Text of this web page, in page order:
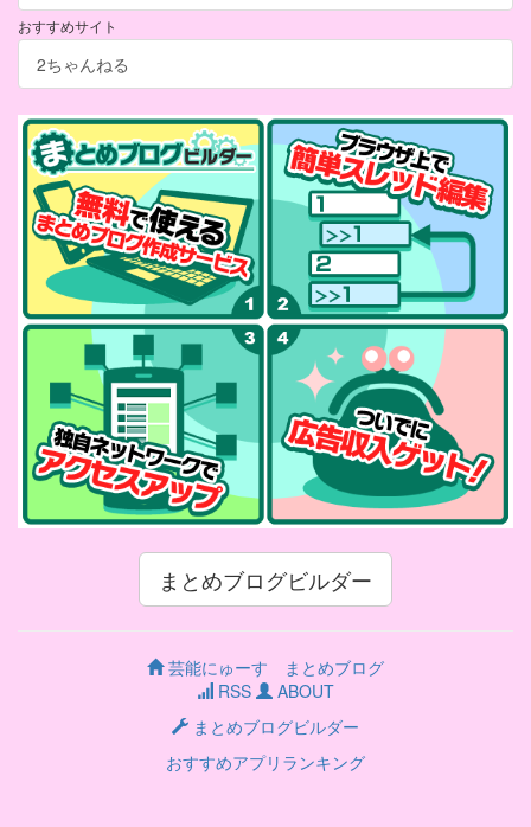
おすすめサイト
2ちゃんねる
まとめブログビルダー
芸能にゅーす まとめブログ
RSS
ABOUT
まとめブログビルダー
おすすめアプリランキング